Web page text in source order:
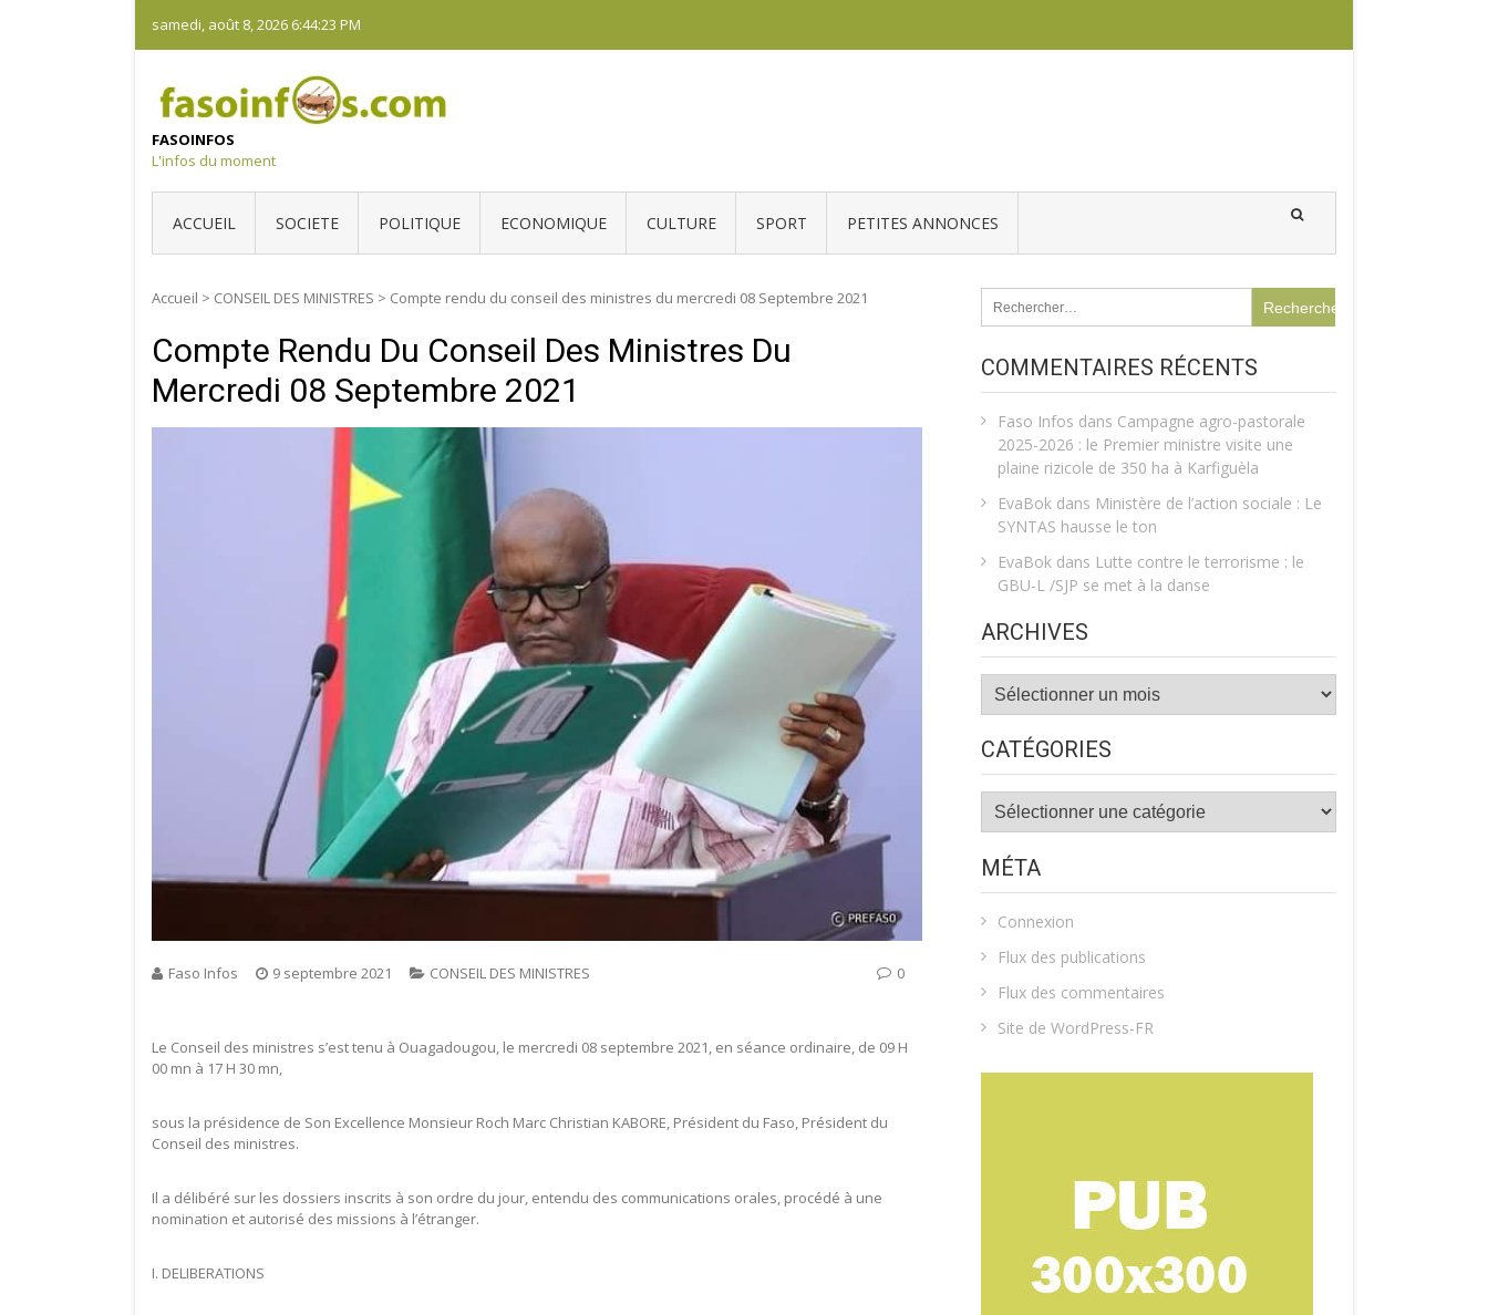
content
samedi, août 8, 2026 6:44:24 PM
FASOINFOS
L'infos du moment
ACCUEIL SOCIETE POLITIQUE ECONOMIQUE CULTURE SPORT PETITES ANNONCES
Accueil > CONSEIL DES MINISTRES > Compte rendu du conseil des ministres du mercredi 08 Septembre 2021
Compte Rendu Du Conseil Des Ministres Du
Mercredi 08 Septembre 2021
Faso Infos 9 septembre 2021 CONSEIL DES MINISTRES 0
Le Conseil des ministres s’est tenu à Ouagadougou, le mercredi 08 septembre 2021, en séance ordinaire, de 09 H
00 mn à 17 H 30 mn,
sous la présidence de Son Excellence Monsieur Roch Marc Christian KABORE, Président du Faso, Président du
Conseil des ministres.
Il a délibéré sur les dossiers inscrits à son ordre du jour, entendu des communications orales, procédé à une
nomination et autorisé des missions à l’étranger.
I. DELIBERATIONS
COMMENTAIRES RÉCENTS
Faso Infos dans Campagne agro-pastorale
2025-2026 : le Premier ministre visite une
plaine rizicole de 350 ha à Karfiguèla
EvaBok dans Ministère de l’action sociale : Le
SYNTAS hausse le ton
EvaBok dans Lutte contre le terrorisme : le
GBU-L /SJP se met à la danse
ARCHIVES
Archives
CATÉGORIES
Catégories
MÉTA
Connexion
Flux des publications
Flux des commentaires
Site de WordPress-FR